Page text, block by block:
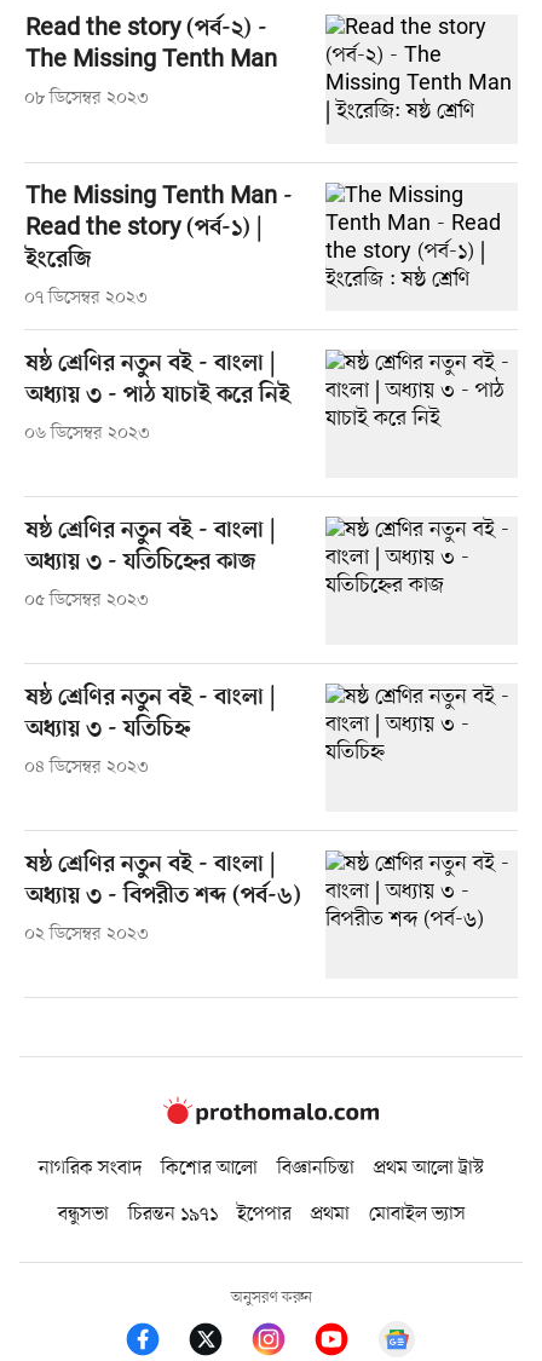
Read the story (পর্ব-২) -
The Missing Tenth Man
০৮ ডিসেম্বর ২০২৩
The Missing Tenth Man -
Read the story (পর্ব-১) |
ইংরেজি
০৭ ডিসেম্বর ২০২৩
ষষ্ঠ শ্রেণির নতুন বই - বাংলা |
অধ্যায় ৩ - পাঠ যাচাই করে নিই
০৬ ডিসেম্বর ২০২৩
ষষ্ঠ শ্রেণির নতুন বই - বাংলা |
অধ্যায় ৩ - যতিচিহ্নের কাজ
০৫ ডিসেম্বর ২০২৩
ষষ্ঠ শ্রেণির নতুন বই - বাংলা |
অধ্যায় ৩ - যতিচিহ্ন
০৪ ডিসেম্বর ২০২৩
ষষ্ঠ শ্রেণির নতুন বই - বাংলা |
অধ্যায় ৩ - বিপরীত শব্দ (পর্ব-৬)
০২ ডিসেম্বর ২০২৩
নাগরিক সংবাদ কিশোর আলো বিজ্ঞানচিন্তা
প্রথম আলো ট্রাস্ট
বন্ধুসভা
চিরন্তন ১৯৭১ ইপেপার প্রথমা মোবাইল ভ্যাস
অনুসরণ করুন